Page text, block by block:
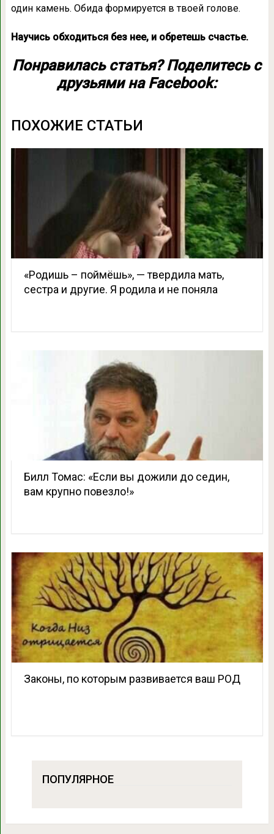
один камень. Обида формируется в твоей голове.
Научись обходиться без нее, и обретешь счастье.
Понравилась статья? Поделитесь с
друзьями на Facebook:
ПОХОЖИЕ СТАТЬИ
«Родишь – поймёшь», — твердила мать,
сестра и другие. Я родила и не поняла
Билл Томас: «Если вы дожили до седин,
вам крупно повезло!»
Законы, по которым развивается ваш РОД
ПОПУЛЯРНОЕ